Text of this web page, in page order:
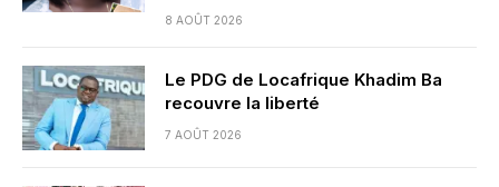
8 AOÛT 2026
Le PDG de Locafrique Khadim Ba
recouvre la liberté
7 AOÛT 2026